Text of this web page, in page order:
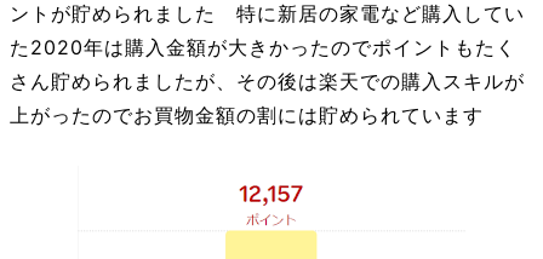
ントが貯められました 特に新居の家電など購入してい
た2020年は購入金額が大きかったのでポイントもたく
さん貯められましたが、その後は楽天での購入スキルが
上がったのでお買物金額の割には貯められています